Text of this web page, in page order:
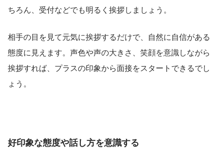
ちろん、受付などでも明るく挨拶しましょう。
相手の目を見て元気に挨拶するだけで、自然に自信がある
態度に見えます。声色や声の大きさ、笑顔を意識しながら
挨拶すれば、プラスの印象から面接をスタートできるでし
ょう。
好印象な態度や話し方を意識する